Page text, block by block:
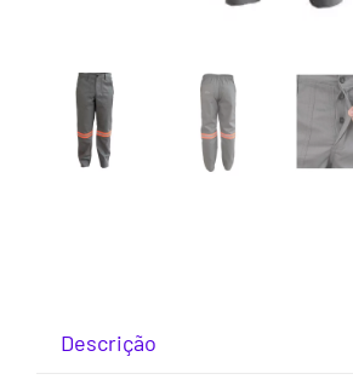
Descrição